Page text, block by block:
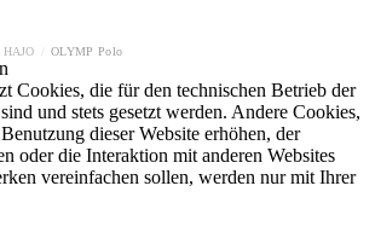
HAJO OLYMP Polo
Cookies, die für den technischen Betrieb der
und stets gesetzt werden. Andere Cookies,
dieser Website erhöhen, der
oder die Interaktion mit anderen Websites
vereinfachen sollen, werden nur mit Ihrer